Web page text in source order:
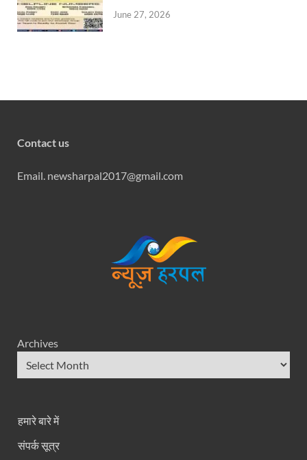
June 27, 2026
Contact us
Email. newsharpal2017@gmail.com
Archives
हमारे बारे में
संपर्क सूत्र